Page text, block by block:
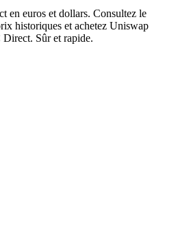
en euros et dollars. Consultez le
historiques et achetez Uniswap
Sûr et rapide.